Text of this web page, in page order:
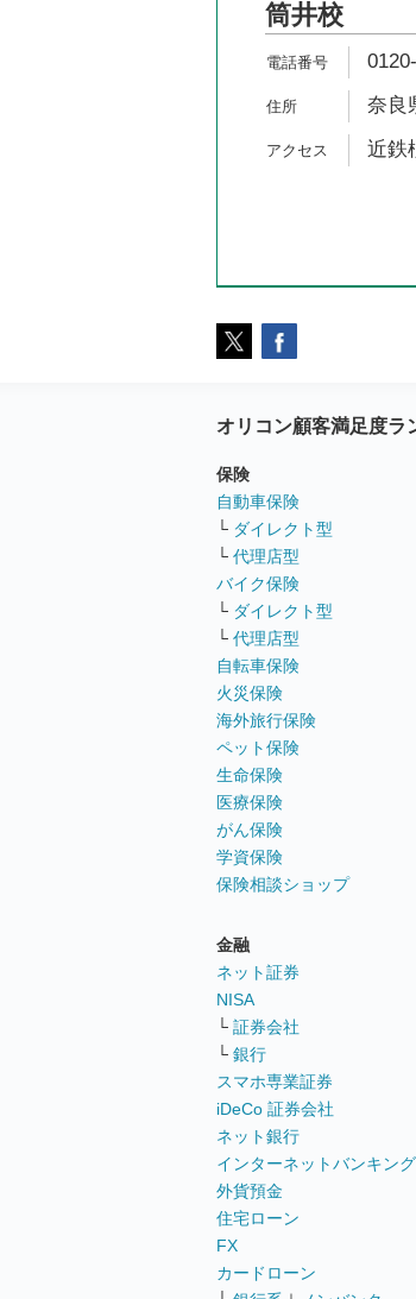
筒井校
奈良
近鉄
オリコン顧客満足度ラ
保険
自動車保険
└ ダイレクト型
└ 代理店型
バイク保険
└ ダイレクト型
└ 代理店型
自転車保険
火災保険
海外旅行保険
ペット保険
生命保険
医療保険
がん保険
学資保険
保険相談ショップ
金融
ネット証券
NISA
└ 証券会社
└ 銀行
スマホ専業証券
iDeCo 証券会社
ネット銀行
インターネットバンキング
外貨預金
住宅ローン
FX
カードローン